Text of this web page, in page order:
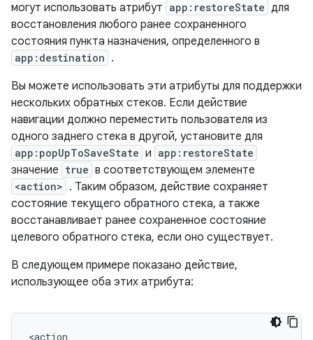
могут использовать атрибут app:restoreState для
восстановления любого ранее сохраненного
состояния пункта назначения, определенного в
app:destination .
Вы можете использовать эти атрибуты для поддержки
нескольких обратных стеков. Если действие
навигации должно переместить пользователя из
одного заднего стека в другой, установите для
app:popUpToSaveState и app:restoreState
значение true в соответствующем элементе
<action> . Таким образом, действие сохраняет
состояние текущего обратного стека, а также
восстанавливает ранее сохраненное состояние
целевого обратного стека, если оно существует.
В следующем примере показано действие,
использующее оба этих атрибута: